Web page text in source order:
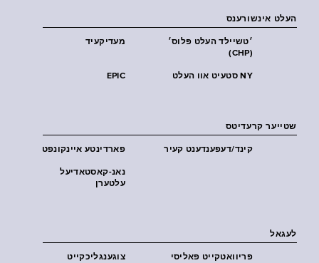
העלט אינשורענס
מעדיקעיד
׳טשיילד העלט פּלוס׳
(CHP)
EPIC NY סטעיט אוו העלט
שטייער קרעדיטס
פארדינטע איינקונפט קינד/דעפענדענט קעיר
נאנ-קאסטאדיעל
עלטערן
לעגאל
צוגענגליכקייט פּריוואטקייט פּאליסי